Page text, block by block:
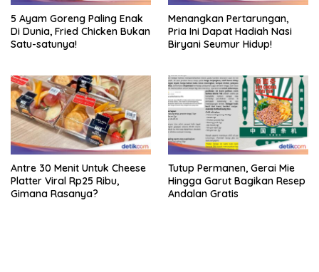
5 Ayam Goreng Paling Enak
Di Dunia, Fried Chicken Bukan
Satu-satunya!
Menangkan Pertarungan,
Pria Ini Dapat Hadiah Nasi
Biryani Seumur Hidup!
Antre 30 Menit Untuk Cheese
Platter Viral Rp25 Ribu,
Gimana Rasanya?
Tutup Permanen, Gerai Mie
Hingga Garut Bagikan Resep
Andalan Gratis